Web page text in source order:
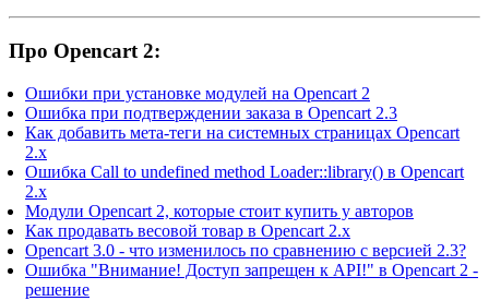
Про Opencart 2:
Ошибки при установке модулей на Opencart 2
Ошибка при подтверждении заказа в Opencart 2.3
Как добавить мета-теги на системных страницах Opencart
2.x
Ошибка Call to undefined method Loader::library() в Opencart
2.x
Модули Opencart 2, которые стоит купить у авторов
Как продавать весовой товар в Opencart 2.x
Opencart 3.0 - что изменилось по сравнению с версией 2.3?
Ошибка "Внимание! Доступ запрещен к API!" в Opencart 2 -
решение